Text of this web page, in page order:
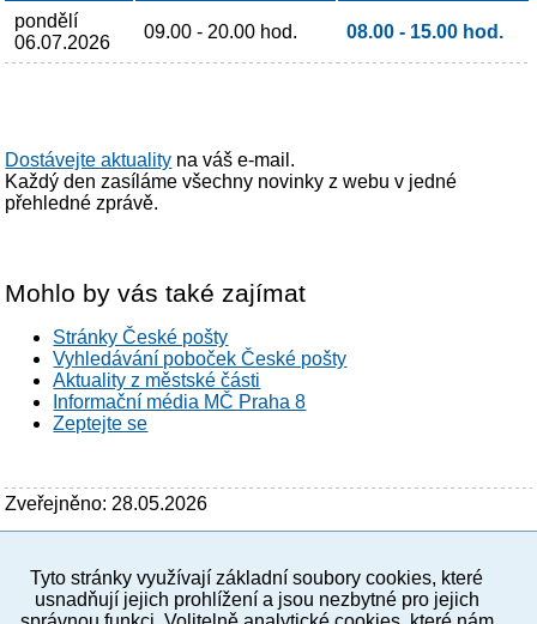
pondělí
06.07.2026
09.00 - 20.00 hod. 08.00 - 15.00 hod.
Dostávejte aktuality na váš e-mail.
Každý den zasíláme všechny novinky z webu v jedné
přehledné zprávě.
Mohlo by vás také zajímat
Stránky České pošty
Vyhledávání poboček České pošty
Aktuality z městské části
Informační média MČ Praha 8
Zeptejte se
Zveřejněno: 28.05.2026
PC verze ENG
Tyto stránky využívají základní soubory cookies, které
usnadňují jejich prohlížení a jsou nezbytné pro jejich